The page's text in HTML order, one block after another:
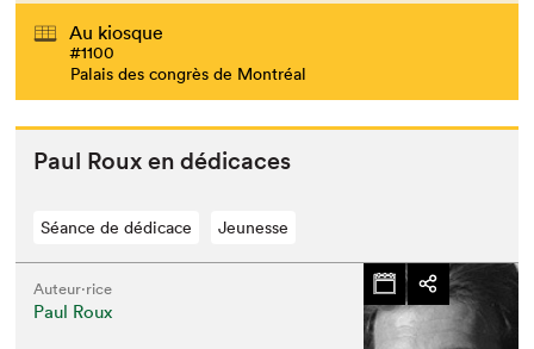
Au kiosque
#1100
Palais des congrès de Montréal
Paul Roux en dédicaces
Séance de dédicace Jeunesse
Auteur·rice
Paul Roux